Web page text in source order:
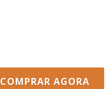
COMPRAR AGORA